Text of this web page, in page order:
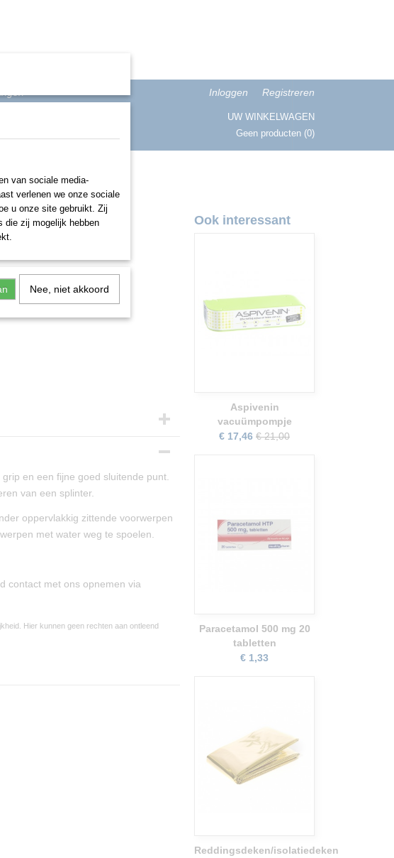
Inloggen Registreren
UW WINKELWAGEN
Geen producten (0)
SIGNALISATIE
en een fijne goed sluitende punt.
van een splinter.
oppervlakkig zittende voorwerpen
met water weg te spoelen.
contact met ons opnemen via
Hier kunnen geen rechten aan ontleend
Ook interessant
Aspivenin
vacuümpompje
€ 17,46 € 21,00
Paracetamol 500 mg 20
tabletten
€ 1,33
Reddingsdeken/isolatiedeken
van sociale media-
verlenen we onze sociale
u onze site gebruikt. Zij
die zij mogelijk hebben
Nee, niet akkoord